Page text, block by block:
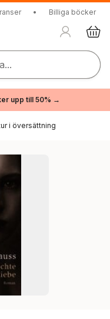
• Billiga böcker
upp till 50% →
i översättning